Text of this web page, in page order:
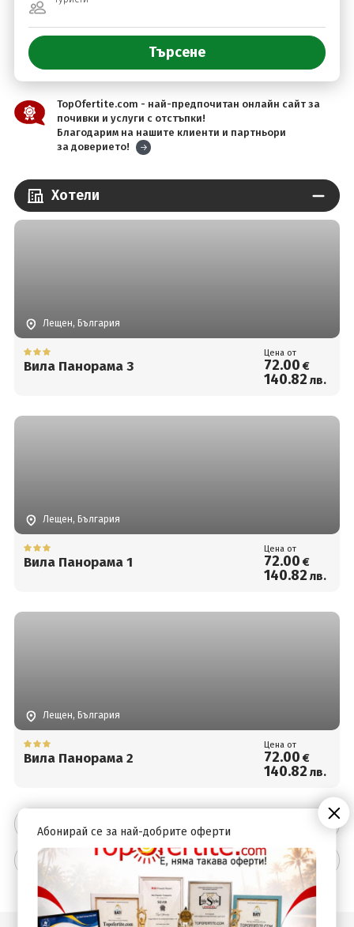
TopOfertite.com - най-предпочитан онлайн сайт за
почивки и услуги с отстъпки!
Благодарим на нашите клиенти и партньори
за доверието!
Хотели
Лещен, България
Вила Панорама 3
Цена от
72.00 €
140.82лв.
Лещен, България
Вила Панорама 1
Цена от
72.00 €
140.82лв.
Лещен, България
Вила Панорама 2
Цена от
72.00 €
140.82лв.
Програма
Допълнителна информация
Абонирай се за най-добрите оферти